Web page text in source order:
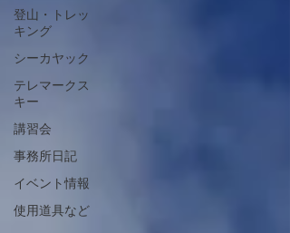
登山・トレッ
キング
シーカヤック
テレマークス
キー
講習会
事務所日記
イベント情報
使用道具など